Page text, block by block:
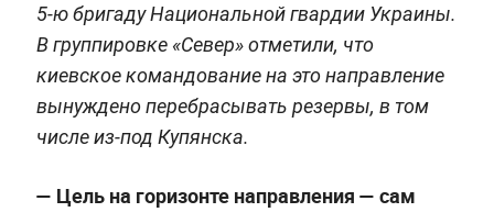
5-ю бригаду Национальной гвардии Украины.
В группировке «Север» отметили, что
киевское командование на это направление
вынуждено перебрасывать резервы, в том
числе из-под Купянска.
— Цель на горизонте направления — сам